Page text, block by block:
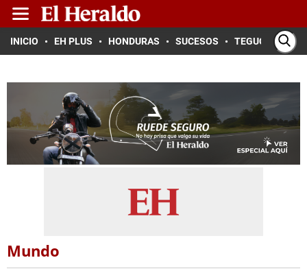
INICIO EH PLUS HONDURAS SUCESOS TEGUCIGALPA
Mundo